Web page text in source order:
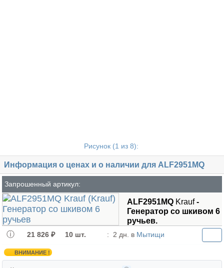
Рисунок (1 из 8):
Информация о ценах и о наличии для ALF2951MQ
Запрошенный артикул:
ALF2951MQ Krauf-
Генератор cо шкивом 6
ручьев.
21 826 ₽ 10 шт. : 2 дн. в Мытищи
ВНИМАНИЕ !